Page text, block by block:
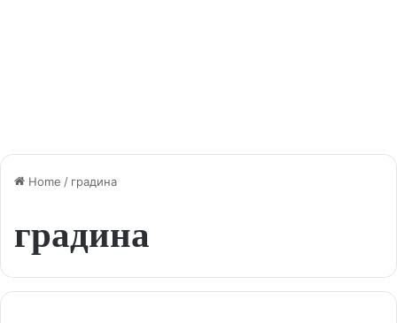
Home / градина
градина